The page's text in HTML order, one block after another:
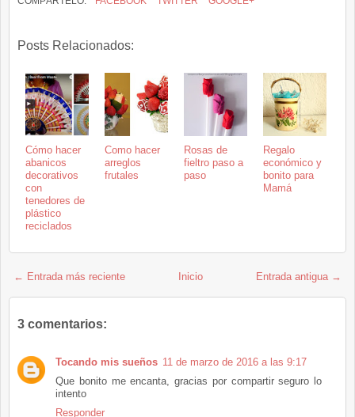
Posts Relacionados:
Cómo hacer
abanicos
decorativos
con
tenedores de
plástico
reciclados
Como hacer
arreglos
frutales
Rosas de
fieltro paso a
paso
Regalo
económico y
bonito para
Mamá
← Entrada más reciente Entrada antigua →
Inicio
3 comentarios:
Tocando mis sueños 11 de marzo de 2016 a las 9:17
Que bonito me encanta, gracias por compartir seguro lo
intento
Responder